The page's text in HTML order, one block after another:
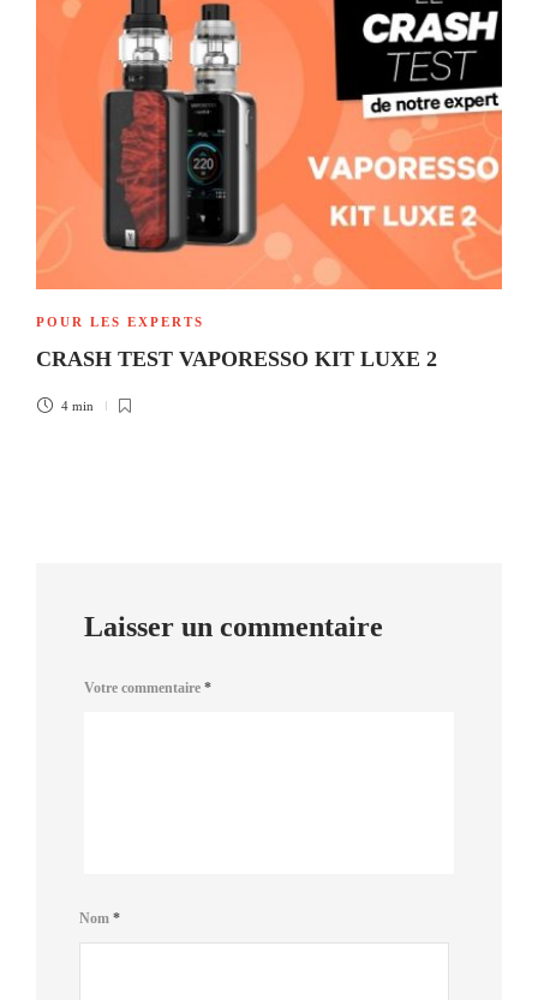
POUR LES EXPERTS
CRASH TEST VAPORESSO KIT LUXE 2
4 min
Laisser un commentaire
Votre commentaire *
Nom *